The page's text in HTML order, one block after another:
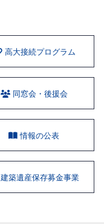
⾼⼤接続プログラム
同窓会・後援会
情報の公表
建築遺産保存募金事業